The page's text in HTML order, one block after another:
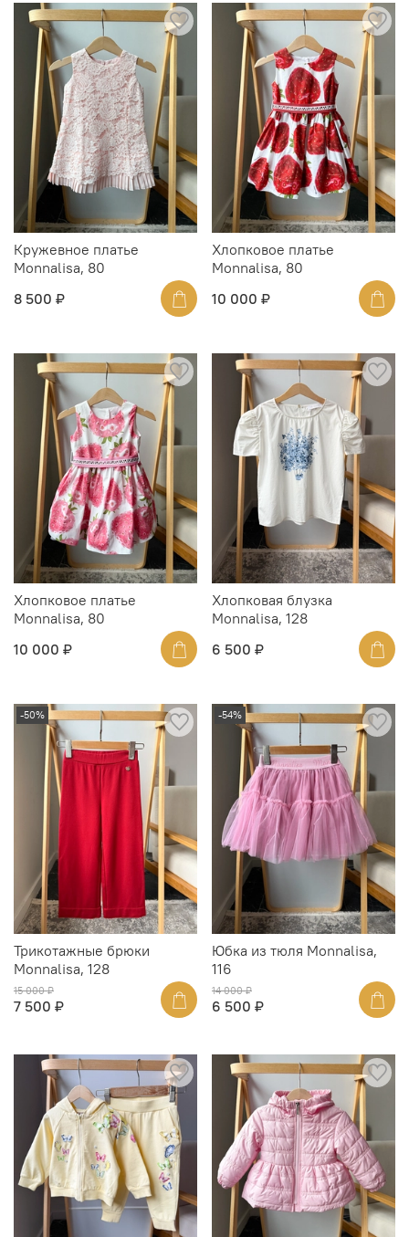
Кружевное платье
Monnalisa, 80
8 500 ₽
Хлопковое платье
Monnalisa, 80
10 000 ₽
Хлопковое платье
Monnalisa, 80
10 000 ₽
Хлопковая блузка
Monnalisa, 128
6 500 ₽
-50%
Трикотажные брюки
Monnalisa, 128
15 000 ₽
7 500 ₽
-54%
Юбка из тюля Monnalisa,
116
14 000 ₽
6 500 ₽